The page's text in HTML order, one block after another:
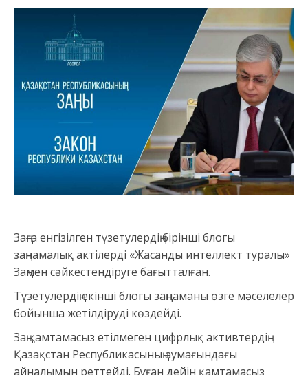
Заңға енгізілген түзетулердің бірінші блогы
заңнамалық актілерді «Жасанды интеллект туралы»
Заңмен сәйкестендіруге бағытталған.
Түзетулердің екінші блогы заңнаманы өзге мәселелер
бойынша жетілдіруді көздейді.
Заң қамтамасыз етілмеген цифрлық активтердің
Қазақстан Республикасының аумағындағы
айналымын реттейді. Бұған дейін қамтамасыз